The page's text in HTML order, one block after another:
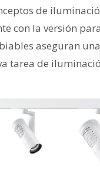
de
con la versión
aseguran
tarea de